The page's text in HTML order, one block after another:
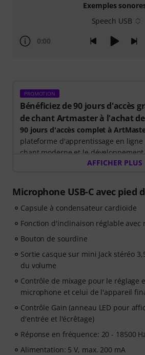
Exemples
Speech USB
0:00
PROMOTION
Bénéficiez de 90 jours d'accès
de chant Artmaster à l'achat
90 jours d'accès complet à
plateforme d'apprentissage en
chant moderne et le développement
recevrez gratuitement un code
jours vous donnant un accès
premium « Chant pour débutants »
Stevvi Alexander, qui a travaillé
Spears.
Apprenez les techniques de chant
34 leçons vidéo progressives,
le contrôle vocal, la justesse, la
vocale, la confiance en soi et des
pour développer votre voix en
vous soyez débutant ou que vous
perfectionner votre technique, ce
un parcours structuré pour devenir
AFFICHER PLUS
Microphone USB-C avec pied
Capsule à condensateur cardioïde
Fonction d'inclinaison réglable
Bouton de sourdine
Sortie casque sur mini Jack stéréo
du volume
Contrôle de mixage pour le réglage
microphone et celui de l'appareil
Contrôle Gain (anneau LED pour
d'entrée et l'écrêtage)
Réponse en fréquence: 20 - 18500
Alimentation: 5 V, max. 200 mA